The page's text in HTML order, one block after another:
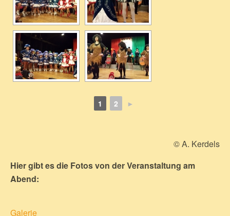
1 2 ►
© A. Kerdels
Hier gibt es die Fotos von der Veranstaltung am
Abend:
Galerie